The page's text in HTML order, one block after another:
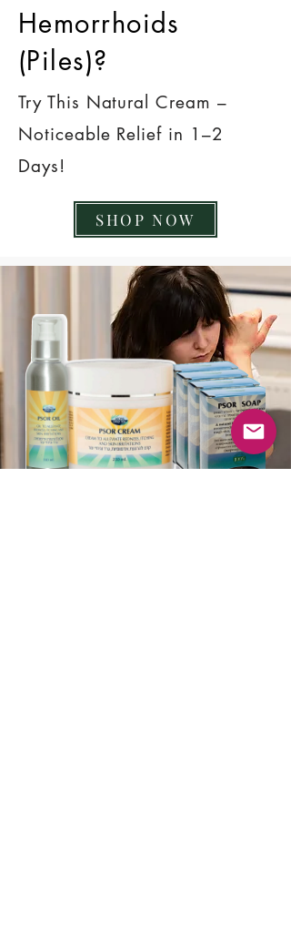
Hemorrhoids
(Piles)?
Try This Natural Cream –
Noticeable Relief in 1–2
Days!
SHOP NOW